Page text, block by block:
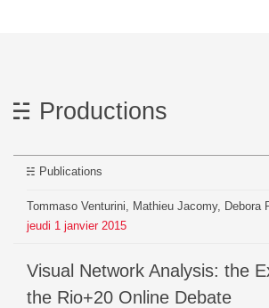
Productions
Publications
Tommaso Venturini, Mathieu Jacomy, Debora
jeudi 1 janvier 2015
Visual Network Analysis: the Example of
the Rio+20 Online Debate